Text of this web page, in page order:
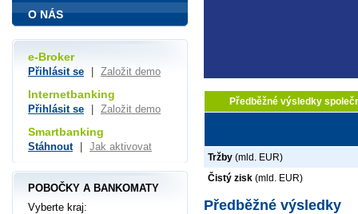
Předběžné výsledky
Tržby (mld. EUR)
Čistý zisk (mld. EUR)
Předběžné výsledky
O NÁS
e-Broker
Přihlásit se Založit demo
Internetbanking
Přihlásit se Založit demo
Smartbanking
Stáhnout Jak aktivovat
POBOČKY A BANKOMATY
Vyberte kraj: